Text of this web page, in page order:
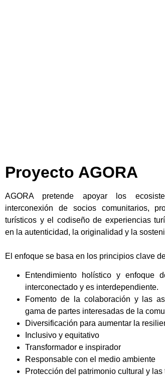
Proyecto AGORA
AGORA pretende apoyar los
interconexión de socios comunitarios,
turísticos y el codiseño de experiencias
en la autenticidad, la originalidad y la
El enfoque se basa en los principios clave
Entendimiento holístico y enfoque
interconectado y es interdependiente.
Fomento de la colaboración y las
gama de partes interesadas de la
Diversificación para aumentar la
Inclusivo y equitativo
Transformador e inspirador
Responsable con el medio ambiente
Protección del patrimonio cultural y